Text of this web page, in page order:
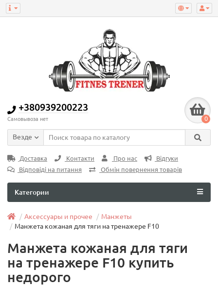
+380939200223
Самовывоза нет 0
Везде
Доставка Контакти Про нас
Відгуки
Відповіді на питання
Обмін повернення товарів
Категории
Аксессуары и прочее
Манжеты
Манжета кожаная для тяги на тренажере F10
Манжета кожаная для тяги
на тренажере F10 купить
недорого